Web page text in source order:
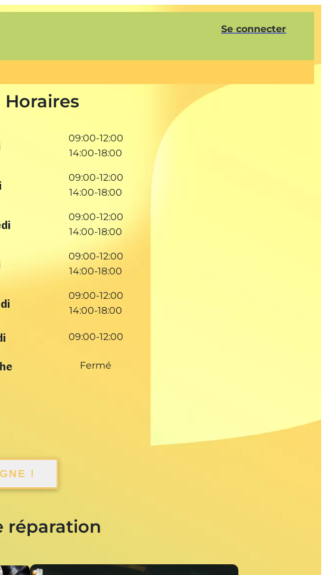
Se connecter
Horaires
09:00-12:00
14:00-18:00
09:00-12:00
14:00-18:00
09:00-12:00
14:00-18:00
09:00-12:00
14:00-18:00
09:00-12:00
14:00-18:00
09:00-12:00
Fermé
!
réparation